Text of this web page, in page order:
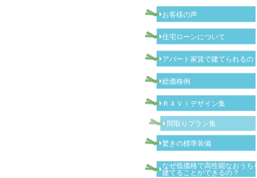
お客様の声
住宅ローンについて
アパート家賃で建てられるの？
総価格例
ＲＡＶＩデザイン集
間取りプラン集
驚きの標準装備
なぜ低価格で高性能なおうちを
建てることができるの？